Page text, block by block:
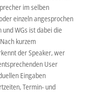
im selben
einzeln angesprochen
WGs ist dabei die
kurzem
der Speaker, wer
User
Eingaben
Termin- und